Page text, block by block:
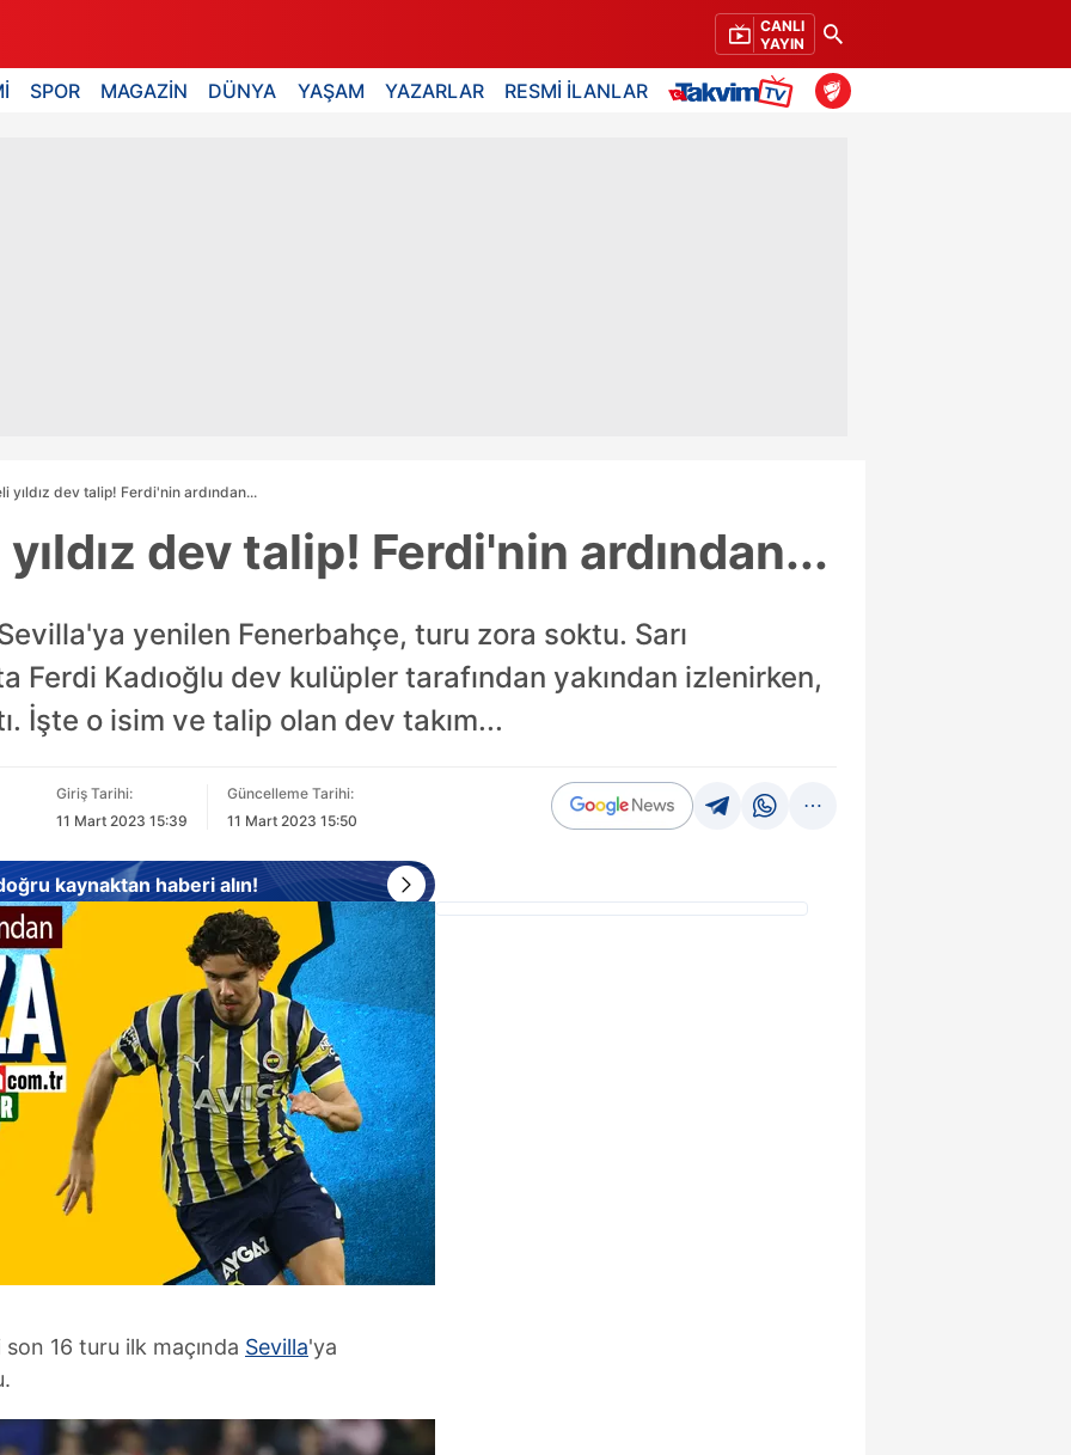
CANLI
YAYIN
SPOR MAGAZİN DÜNYA YAŞAM YAZARLAR RESMİ İLANLAR
yıldız dev talip! Ferdi'nin ardından...
dev talip! Ferdi'nin ardından...
yenilen Fenerbahçe, turu zora soktu. Sarı
Ferdi Kadıoğlu dev kulüpler tarafından yakından izlenirken,
İşte o isim ve talip olan dev takım...
Giriş Tarihi:
11 Mart 2023 15:39
Güncelleme Tarihi:
11 Mart 2023 15:50
kaynaktan haberi alın!
son 16 turu ilk maçında Sevilla'ya